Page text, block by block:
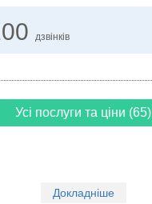
дзвінків
Усі послуги та ціни (65)
Докладніше